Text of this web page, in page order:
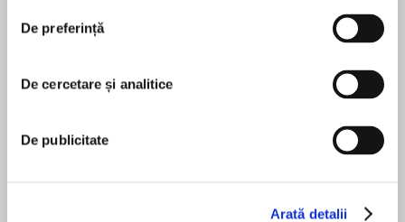
De preferință
De cercetare și analitice
De publicitate
Arată detalii
through fire, song, and heart-rending sacrifice.
East and West. Humans and Spirits. Breccans
always held itself and its residents in a tenuous
balance. But now Bane, the spirit of the North
MAI MULT
pentru această carte